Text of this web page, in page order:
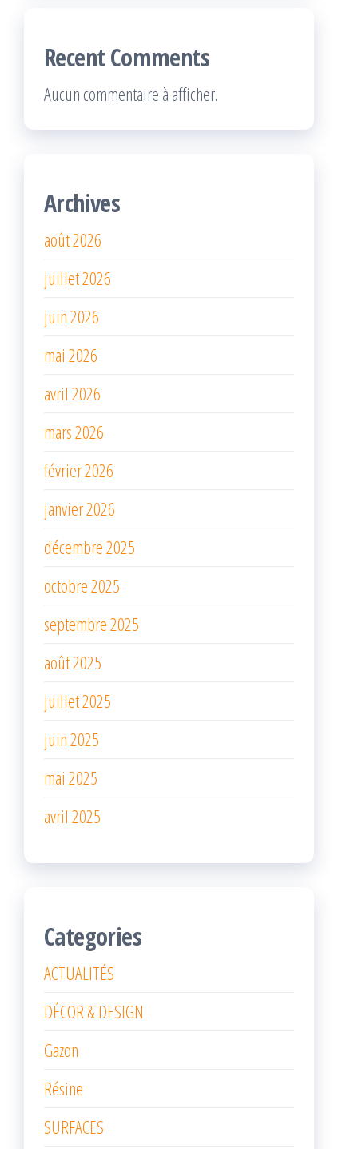
Recent Comments
Aucun commentaire à afficher.
Archives
août 2026
juillet 2026
juin 2026
mai 2026
avril 2026
mars 2026
février 2026
janvier 2026
décembre 2025
octobre 2025
septembre 2025
août 2025
juillet 2025
juin 2025
mai 2025
avril 2025
Categories
ACTUALITÉS
DÉCOR & DESIGN
Gazon
Résine
SURFACES